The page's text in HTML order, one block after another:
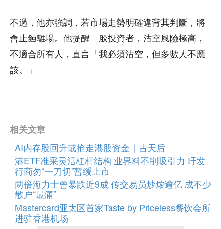
不過，他亦強調，若市場走勢明確違背其判斷，將
會止蝕離場。他提醒一般投資者，沽空風險極高，
不適合所有人，直言「我必須沽空，但多數人不應
該。」
相关文章
AI内存股回升或抢走港股资金｜古天后
港ETF准采灵活杠杆结构 业界料不削吸引力 吁发
行商勿“一刀切”暂缓上市
两倍海力士曾暴跌近9成 传交易员炒㶶逾亿 成不少
散户“最痛”
Mastercard亚太区首家Taste by Priceless餐饮会所
进驻香港机场